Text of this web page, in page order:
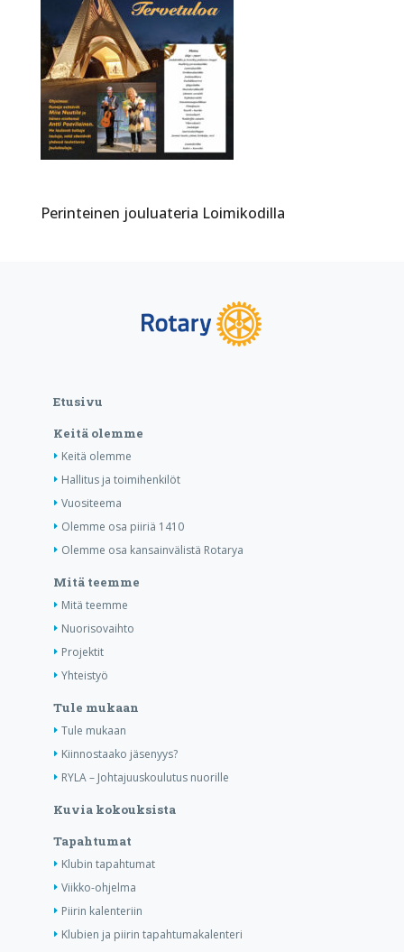
Perinteinen jouluateria Loimikodilla
Etusivu
Keitä olemme
Keitä olemme
Hallitus ja toimihenkilöt
Vuositeema
Olemme osa piiriä 1410
Olemme osa kansainvälistä Rotarya
Mitä teemme
Mitä teemme
Nuorisovaihto
Projektit
Yhteistyö
Tule mukaan
Tule mukaan
Kiinnostaako jäsenyys?
RYLA – Johtajuuskoulutus nuorille
Kuvia kokouksista
Tapahtumat
Klubin tapahtumat
Viikko-ohjelma
Piirin kalenteriin
Klubien ja piirin tapahtumakalenteri